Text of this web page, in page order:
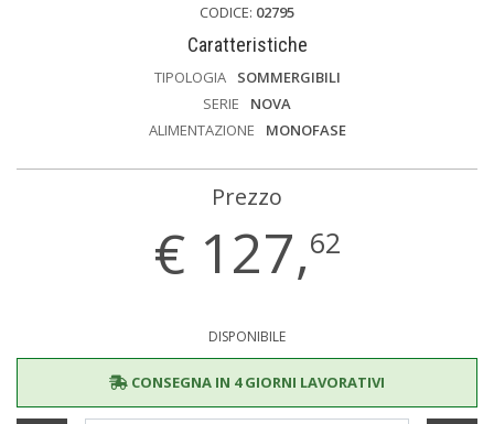
CODICE: 02795
Caratteristiche
TIPOLOGIA
SOMMERGIBILI
SERIE
NOVA
ALIMENTAZIONE
MONOFASE
Prezzo
€ 127,62
DISPONIBILE
CONSEGNA IN 4 GIORNI LAVORATIVI